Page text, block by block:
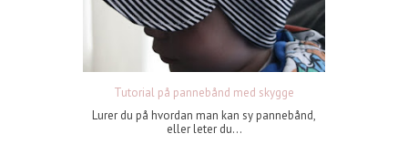
Tutorial på pannebånd med skygge
Lurer du på hvordan man kan sy pannebånd,
eller leter du...